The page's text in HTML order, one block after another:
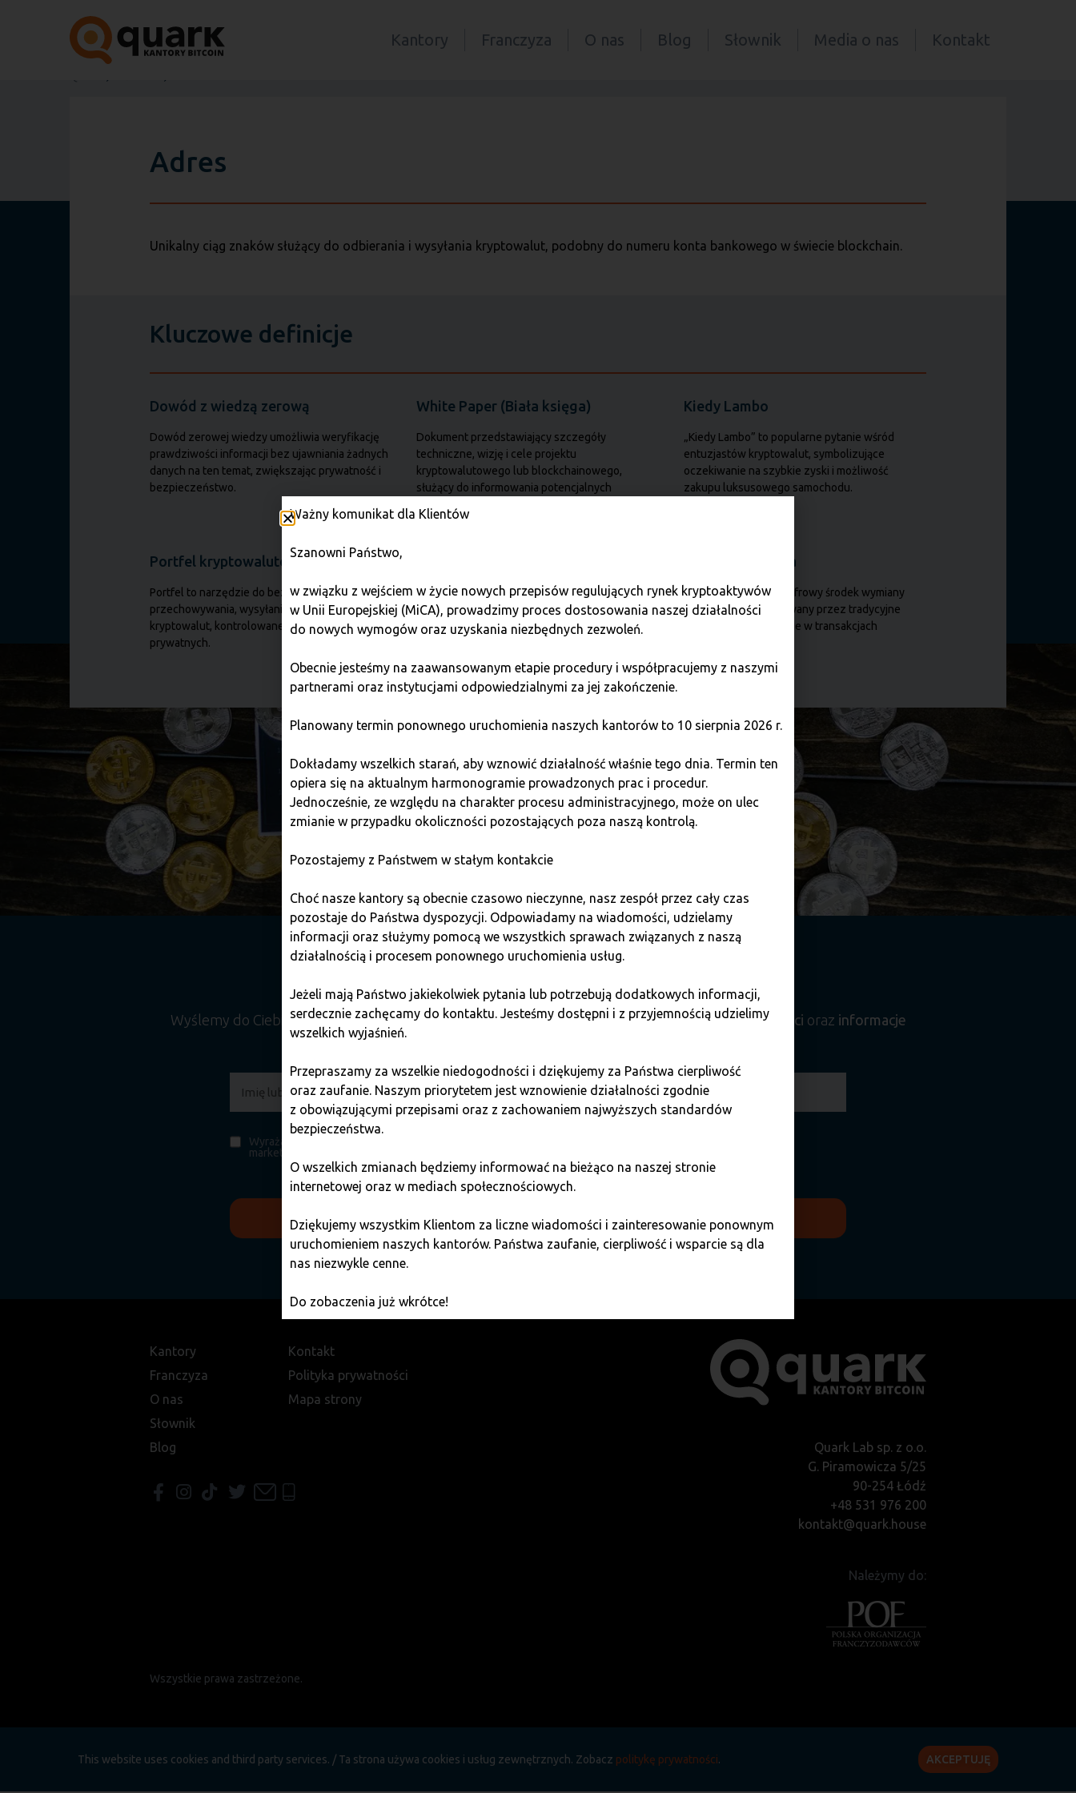
Kantory Franczyza O nas Blog Słownik Media o nas Kontakt
Adres
Unikalny ciąg znaków służący do odbierania i wysyłania kryptowalut, podobny do numeru konta bankowego w świecie blockchain.
Kluczowe definicje
Dowód z wiedzą zerową
Dowód zerowej wiedzy umożliwia weryfikację
prawdziwości informacji bez ujawniania żadnych
danych na ten temat, zwiększając prywatność i
bezpieczeństwo.
White Paper (Biała księga)
Dokument przedstawiający szczegóły
techniczne, wizję i cele projektu
kryptowalutowego lub blockchainowego,
służący do informowania potencjalnych
Kiedy Lambo
„Kiedy Lambo” to popularne pytanie wśród
entuzjastów kryptowalut, symbolizujące
oczekiwanie na szybkie zyski i możliwość
zakupu luksusowego samochodu.
Portfel kryptowalutowy
Portfel to narzędzie do bezpiecznego
przechowywania, wysyłania i odbierania
kryptowalut, kontrolowane za pomocą kluczy
prywatnych.
Zmienność odnosi się do gwałtownych i
częstych zmian cen kryptowalut, co czyni
inwestowanie w nie zarówno ryzykownym, jak i
Waluta wirtualna
Wirtualna waluta to cyfrowy środek wymiany
wartości, niekontrolowany przez tradycyjne
banki, używany głównie w transakcjach
Wyślemy do Ciebie miesięcznepodsumowania wydarzeń ze świata kryptowalut,bieżące aktualności oraz informacje
o prowadzonych przez nas spotkaniach
Wyrażam zgodę na przetwarzanie moich danych przez Quark Lab Sp. z o.o. oraz spółki powiązane w celach
marketingowych.
ZAPISZ SIĘ
Kantory
Franczyza
O nas
Słownik
Blog
Kontakt
Polityka prywatności
Mapa strony
Quark Lab sp. z o.o.
G. Piramowicza 5/25
90-254 Łódź
+48 531 976 200
kontakt@quark.house
Należymy do:
Wszystkie prawa zastrzeżone.
This website uses cookies and third party services. / Ta strona używa cookies i usług zewnętrznych. Zobacz politykę prywatności. AKCEPTUJĘ
Ważny komunikat dla Klientów
Szanowni Państwo,
w związku z wejściem w życie nowych przepisów regulujących rynek kryptoaktywów
w Unii Europejskiej (MiCA), prowadzimy proces dostosowania naszej działalności
do nowych wymogów oraz uzyskania niezbędnych zezwoleń.
Obecnie jesteśmy na zaawansowanym etapie procedury i współpracujemy z naszymi
partnerami oraz instytucjami odpowiedzialnymi za jej zakończenie.
Planowany termin ponownego uruchomienia naszych kantorów to 10 sierpnia 2026 r.
Dokładamy wszelkich starań, aby wznowić działalność właśnie tego dnia. Termin ten
opiera się na aktualnym harmonogramie prowadzonych prac i procedur.
Jednocześnie, ze względu na charakter procesu administracyjnego, może on ulec
zmianie w przypadku okoliczności pozostających poza naszą kontrolą.
Pozostajemy z Państwem w stałym kontakcie
Choć nasze kantory są obecnie czasowo nieczynne, nasz zespół przez cały czas
pozostaje do Państwa dyspozycji. Odpowiadamy na wiadomości, udzielamy
informacji oraz służymy pomocą we wszystkich sprawach związanych z naszą
działalnością i procesem ponownego uruchomienia usług.
Jeżeli mają Państwo jakiekolwiek pytania lub potrzebują dodatkowych informacji,
serdecznie zachęcamy do kontaktu. Jesteśmy dostępni i z przyjemnością udzielimy
wszelkich wyjaśnień.
Przepraszamy za wszelkie niedogodności i dziękujemy za Państwa cierpliwość
oraz zaufanie. Naszym priorytetem jest wznowienie działalności zgodnie
z obowiązującymi przepisami oraz z zachowaniem najwyższych standardów
bezpieczeństwa.
O wszelkich zmianach będziemy informować na bieżąco na naszej stronie
internetowej oraz w mediach społecznościowych.
Dziękujemy wszystkim Klientom za liczne wiadomości i zainteresowanie ponownym
uruchomieniem naszych kantorów. Państwa zaufanie, cierpliwość i wsparcie są dla
nas niezwykle cenne.
Do zobaczenia już wkrótce!